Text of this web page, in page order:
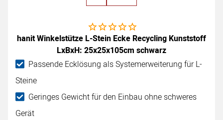
Noch keine Bewertungen abgegeben
hanit Winkelstütze L-Stein Ecke Recycling Kunststoff
LxBxH: 25x25x105cm schwarz
Passende Ecklösung als Systemerweiterung für L-
Steine
Geringes Gewicht für den Einbau ohne schweres
Gerät